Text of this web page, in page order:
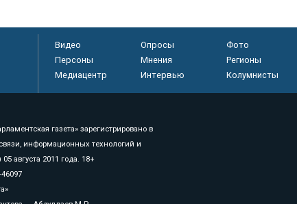
Видео Опросы
Фото
Персоны
Мнения
Регионы
Медиацентр
Интервью Колумнисты
газета» зарегистрировано в
информационных технологий и
августа 2011 года. 18+